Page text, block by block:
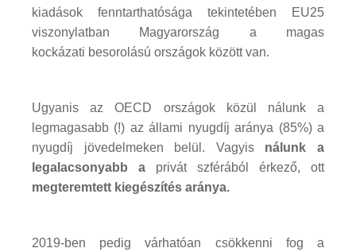
kiadások fenntarthatósága tekintetében EU25
viszonylatban Magyarország a magas
kockázati besorolású országok között van.
Ugyanis az OECD országok közül nálunk a
legmagasabb (!) az állami nyugdíj aránya (85%) a
nyugdíj jövedelmeken belül. Vagyis nálunk a
legalacsonyabb a privát szférából érkező, ott
megteremtett kiegészítés aránya.
2019-ben pedig várhatóan csökkenni fog a